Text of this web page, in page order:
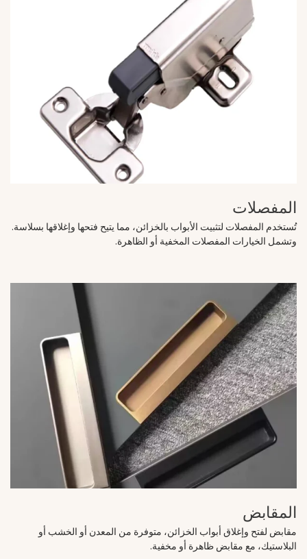
المفصلات
تُستخدم المفصلات لتثبيت الأبواب بالخزائن، مما يتيح فتحها وإغلاقها بسلاسة.
وتشمل الخيارات المفصلات المخفية أو الظاهرة.
المقابض
مقابض لفتح وإغلاق أبواب الخزائن، متوفرة من المعدن أو الخشب أو
البلاستيك، مع مقابض ظاهرة أو مخفية.